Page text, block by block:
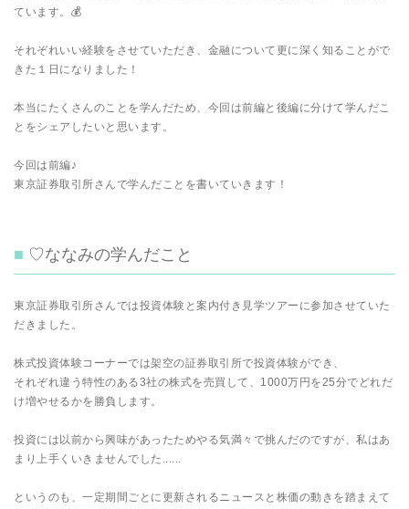
ています。💰
それぞれいい経験をさせていただき、金融について更に深く知ることがで
きた１日になりました！
本当にたくさんのことを学んだため、今回は前編と後編に分けて学んだこ
とをシェアしたいと思います。
今回は前編♪
東京証券取引所さんで学んだことを書いていきます！
♡ななみの学んだこと
東京証券取引所さんでは投資体験と案内付き見学ツアーに参加させていた
だきました。
株式投資体験コーナーでは架空の証券取引所で投資体験ができ、
それぞれ違う特性のある3社の株式を売買して、1000万円を25分でどれだ
け増やせるかを勝負します。
投資には以前から興味があったためやる気満々で挑んだのですが、私はあ
まり上手くいきませんでした......
というのも、一定期間ごとに更新されるニュースと株価の動きを踏まえて